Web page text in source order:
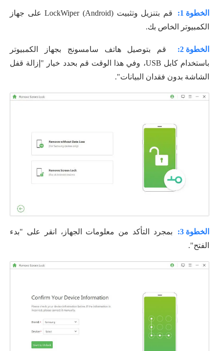
الخطوة 1:
قم بتنزيل وتثبيت LockWiper (Android) على جهاز
الكمبيوتر الخاص بك.
الخطوة 2:
قم بتوصيل هاتف سامسونج بجهاز الكمبيوتر
باستخدام كابل USB، وفي هذا الوقت قم بحدد خيار "إزالة قفل
الشاشة بدون فقدان البيانات".
الخطوة 3:
بمجرد التأكد من معلومات الجهاز، انقر على "بدء
الفتح".